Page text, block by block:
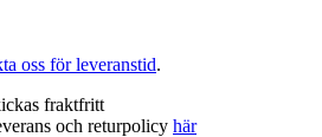
oss för leveranstid.
fraktfritt
och returpolicy här